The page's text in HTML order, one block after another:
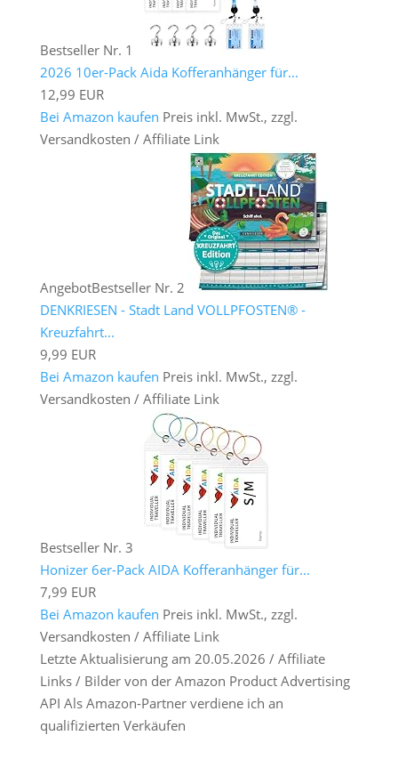
Bestseller Nr. 1
2026 10er-Pack Aida Kofferanhänger für...
12,99 EUR
Bei Amazon kaufen Preis inkl. MwSt., zzgl.
Versandkosten / Affiliate Link
AngebotBestseller Nr. 2
DENKRIESEN - Stadt Land VOLLPFOSTEN® -
Kreuzfahrt...
9,99 EUR
Bei Amazon kaufen Preis inkl. MwSt., zzgl.
Versandkosten / Affiliate Link
Bestseller Nr. 3
Honizer 6er-Pack AIDA Kofferanhänger für...
7,99 EUR
Bei Amazon kaufen Preis inkl. MwSt., zzgl.
Versandkosten / Affiliate Link
Letzte Aktualisierung am 20.05.2026 / Affiliate
Links / Bilder von der Amazon Product Advertising
API Als Amazon-Partner verdiene ich an
qualifizierten Verkäufen